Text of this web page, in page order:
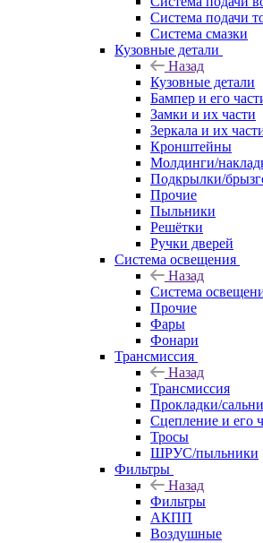
Система подачи
Система смазки
Кузовные детали
Назад
Кузовные детали
Бампер и его
Замки и их части
Зеркала и их
Кронштейны
Молдинги/
Подкрылки/
Прочие
Пыльники
Решётки
Ручки дверей
Система освещения
Назад
Система
Прочие
Фары
Фонари
Трансмиссия
Назад
Трансмиссия
Прокладки/
Сцепление и его
Тросы
ШРУС/пыльники
Фильтры
Назад
Фильтры
АКПП
Воздушные